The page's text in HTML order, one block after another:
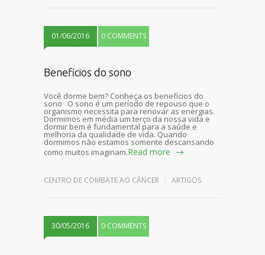
01/06/2016 0 COMMENTS
Beneficios do sono
Você dorme bem? Conheça os benefícios do
sono O sono é um período de repouso que o
organismo necessita para renovar as energias.
Dormimos em média um terço da nossa vida e
dormir bem é fundamental para a saúde e
melhoria da qualidade de vida. Quando
dormimos não estamos somente descansando
como muitos imaginam.Read more
CENTRO DE COMBATE AO CÂNCER ARTIGOS
30/05/2016 0 COMMENTS